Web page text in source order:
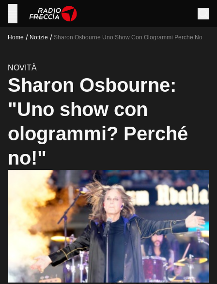
Home / Notizie / Sharon Osbourne Uno Show Con Ologrammi Perche No
NOVITÀ
Sharon Osbourne:
"Uno show con
ologrammi? Perché
no!"